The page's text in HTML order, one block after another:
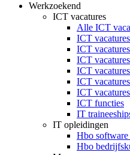
Werkzoekend
ICT vacatures
Alle ICT
ICT
ICT
ICT
ICT
ICT
ICT
ICT functies
IT
IT opleidingen
Hbo
Hbo